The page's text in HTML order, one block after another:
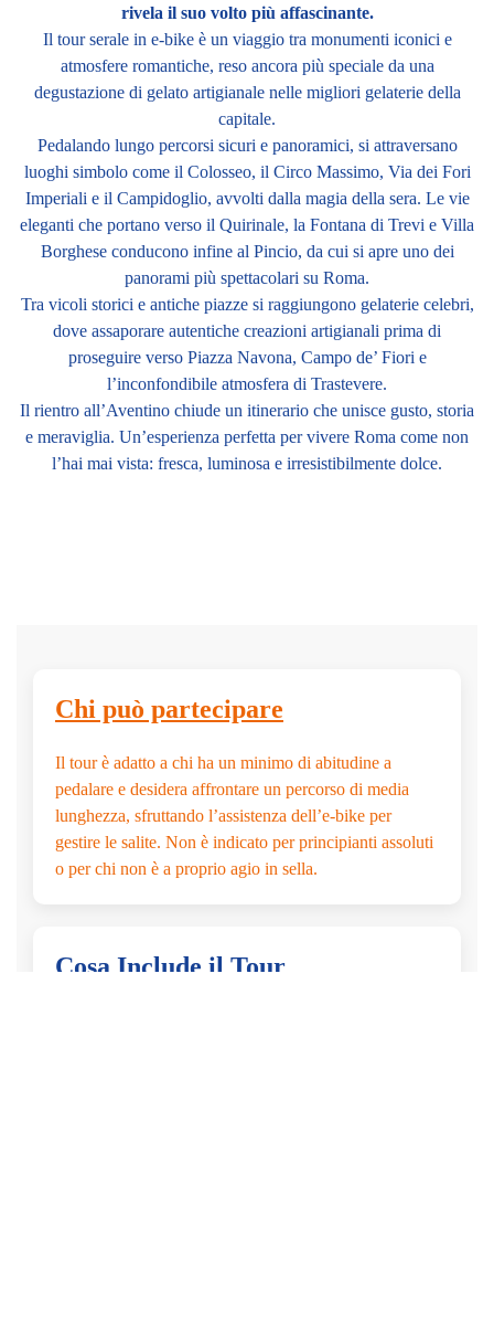
rivela il suo volto più affascinante.
Il tour serale in e-bike è un viaggio tra monumenti iconici e
atmosfere romantiche, reso ancora più speciale da una
degustazione di gelato artigianale nelle migliori gelaterie della
capitale.
Pedalando lungo percorsi sicuri e panoramici, si attraversano
luoghi simbolo come il Colosseo, il Circo Massimo, Via dei Fori
Imperiali e il Campidoglio, avvolti dalla magia della sera. Le vie
eleganti che portano verso il Quirinale, la Fontana di Trevi e Villa
Borghese conducono infine al Pincio, da cui si apre uno dei
panorami più spettacolari su Roma.
Tra vicoli storici e antiche piazze si raggiungono gelaterie celebri,
dove assaporare autentiche creazioni artigianali prima di
proseguire verso Piazza Navona, Campo de’ Fiori e
l’inconfondibile atmosfera di Trastevere.
Il rientro all’Aventino chiude un itinerario che unisce gusto, storia
e meraviglia. Un’esperienza perfetta per vivere Roma come non
l’hai mai vista: fresca, luminosa e irresistibilmente dolce.
Chi può partecipare
Il tour è adatto a chi ha un minimo di abitudine a
pedalare e desidera affrontare un percorso di media
lunghezza, sfruttando l’assistenza dell’e-bike per
gestire le salite. Non è indicato per principianti assoluti
o per chi non è a proprio agio in sella.
Cosa Include il Tour